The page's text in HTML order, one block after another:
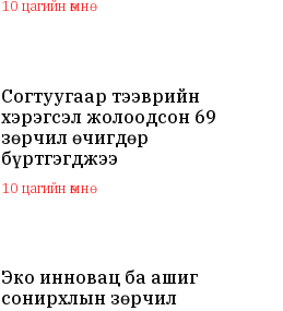
10 цагийн өмнө
Согтуугаар тээврийн
хэрэгсэл жолоодсон 69
зөрчил өчигдөр
бүртгэгджээ
10 цагийн өмнө
Эко инновац ба ашиг
сонирхлын зөрчил